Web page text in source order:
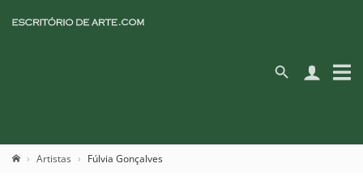
Artistas Fúlvia Gonçalves